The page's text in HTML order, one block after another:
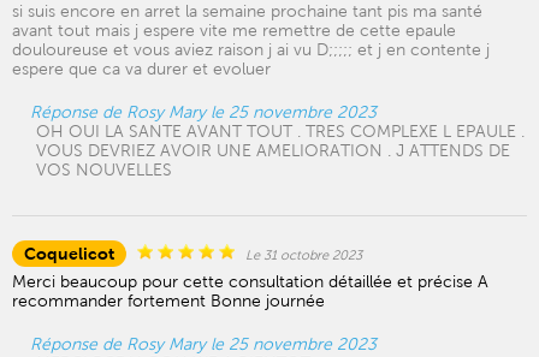
si suis encore en arret la semaine prochaine tant pis ma santé
avant tout mais j espere vite me remettre de cette epaule
douloureuse et vous aviez raison j ai vu D;;;;; et j en contente j
espere que ca va durer et evoluer
Réponse de Rosy Mary le 25 novembre 2023
OH OUI LA SANTE AVANT TOUT . TRES COMPLEXE L EPAULE .
VOUS DEVRIEZ AVOIR UNE AMELIORATION . J ATTENDS DE
VOS NOUVELLES
Coquelicot Le 31 octobre 2023
Merci beaucoup pour cette consultation détaillée et précise A
recommander fortement Bonne journée
Réponse de Rosy Mary le 25 novembre 2023